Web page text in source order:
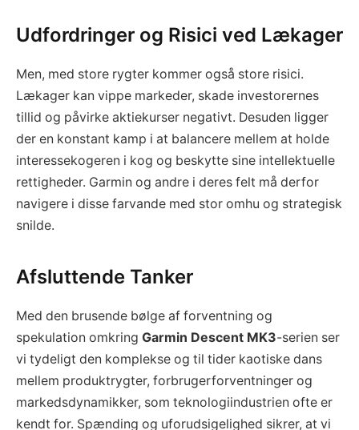
Udfordringer og Risici ved Lækager
Men, med store rygter kommer også store risici.
Lækager kan vippe markeder, skade investorernes
tillid og påvirke aktiekurser negativt. Desuden ligger
der en konstant kamp i at balancere mellem at holde
interessekogeren i kog og beskytte sine intellektuelle
rettigheder. Garmin og andre i deres felt må derfor
navigere i disse farvande med stor omhu og strategisk
snilde.
Afsluttende Tanker
Med den brusende bølge af forventning og
spekulation omkring Garmin Descent MK3-serien ser
vi tydeligt den komplekse og til tider kaotiske dans
mellem produktrygter, forbrugerforventninger og
markedsdynamikker, som teknologiindustrien ofte er
kendt for. Spænding og uforudsigelighed sikrer, at vi